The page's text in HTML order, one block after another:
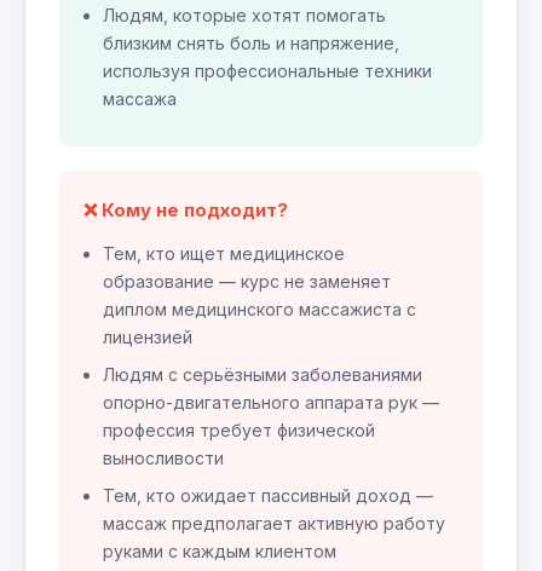
Людям, которые хотят помогать
близким снять боль и напряжение,
используя профессиональные техники
массажа
❌ Кому не подходит?
Тем, кто ищет медицинское
образование — курс не заменяет
диплом медицинского массажиста с
лицензией
Людям с серьёзными заболеваниями
опорно-двигательного аппарата рук —
профессия требует физической
выносливости
Тем, кто ожидает пассивный доход —
массаж предполагает активную работу
руками с каждым клиентом